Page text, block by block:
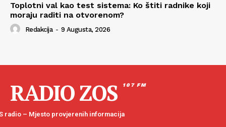
Toplotni val kao test sistema: Ko štiti radnike koji
moraju raditi na otvorenom?
Redakcija - 9 Augusta, 2026
RADIO ZOS 107 FM
radio – Mjesto provjerenih informacija